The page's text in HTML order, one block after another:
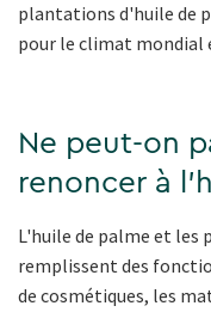
plantations d'huile de
pour le climat mondial
Ne peut-on
renoncer à
L'huile de palme et les
remplissent des
de cosmétiques, les